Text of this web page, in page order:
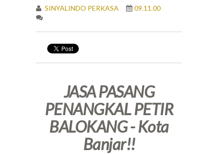
SINYALINDO PERKASA 09.11.00
JASA PASANG
PENANGKAL PETIR
BALOKANG - Kota
Banjar!!